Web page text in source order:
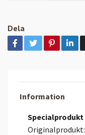
Dela
Information
Specialprodukt
Originalprodukt: